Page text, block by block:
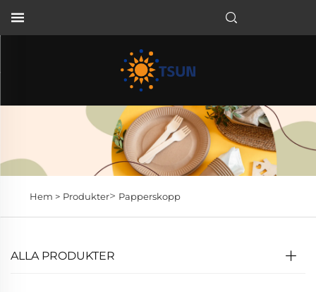
Hem > Produkter> Papperskopp
ALLA PRODUKTER